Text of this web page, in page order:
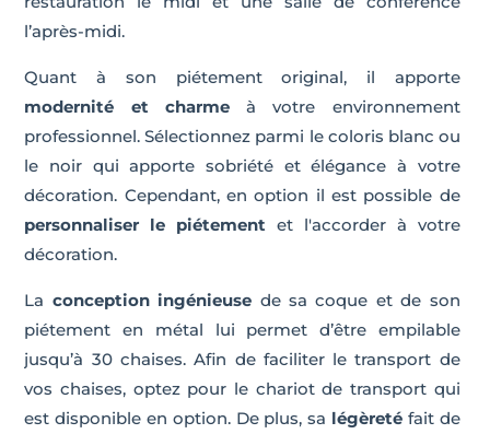
l’après-midi.
Quant à son piétement original, il apporte
modernité et charmeà votre environnement
professionnel. Sélectionnez parmi le coloris blanc ou
le noir qui apporte sobriété et élégance à votre
décoration. Cependant, en option il est possible de
personnaliser le piétement et l'accorder à votre
décoration.
La conception ingénieuse de sa coque et de son
piétement en métal lui permet d’être empilable
jusqu’à 30 chaises. Afin de faciliter le transport de
vos chaises, optez pour le chariot de transport qui
est disponible en option. De plus, sa légèreté fait de